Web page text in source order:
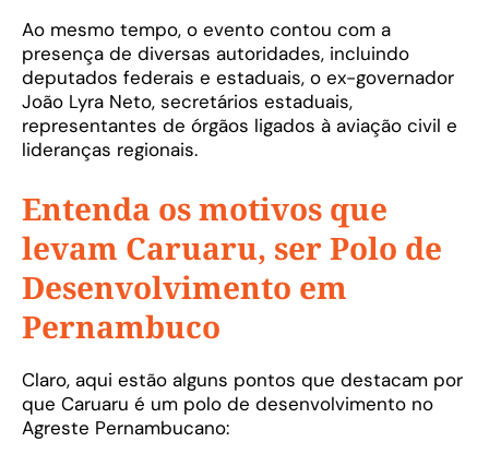
Ao mesmo tempo, o evento contou com a
presença de diversas autoridades, incluindo
deputados federais e estaduais, o ex-governador
João Lyra Neto, secretários estaduais,
representantes de órgãos ligados à aviação civil e
lideranças regionais.
Entenda os motivos que
levam Caruaru, ser Polo de
Desenvolvimento em
Pernambuco
Claro, aqui estão alguns pontos que destacam por
que Caruaru é um polo de desenvolvimento no
Agreste Pernambucano: